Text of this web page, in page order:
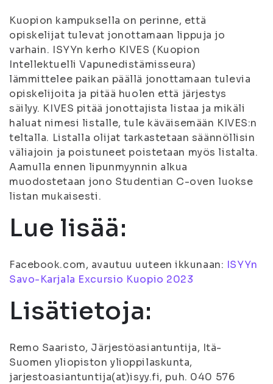
Kuopion kampuksella on perinne, että
opiskelijat tulevat jonottamaan lippuja jo
varhain. ISYYn kerho KIVES (Kuopion
Intellektuelli Vapunedistämisseura)
lämmittelee paikan päällä jonottamaan tulevia
opiskelijoita ja pitää huolen että järjestys
säilyy. KIVES pitää jonottajista listaa ja mikäli
haluat nimesi listalle, tule käväisemään KIVES:n
teltalla. Listalla olijat tarkastetaan säännöllisin
väliajoin ja poistuneet poistetaan myös listalta.
Aamulla ennen lipunmyynnin alkua
muodostetaan jono Studentian C-oven luokse
listan mukaisesti.
Lue lisää:
Facebook.com, avautuu uuteen ikkunaan: ISYYn
Savo-Karjala Excursio Kuopio 2023
Lisätietoja:
Remo Saaristo, Järjestöasiantuntija, Itä-
Suomen yliopiston ylioppilaskunta,
jarjestoasiantuntija(at)isyy.fi, puh. 040 576